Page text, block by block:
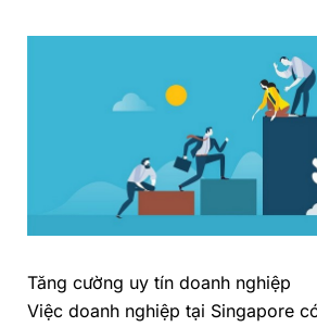
Tăng cường uy tín doanh nghiệp
Việc doanh nghiệp tại Singapore